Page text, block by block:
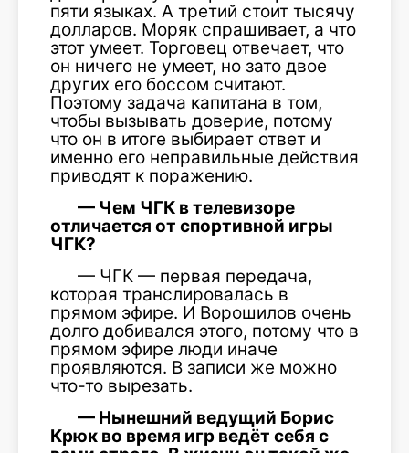
пяти языках. А третий стоит тысячу
долларов. Моряк спрашивает, а что
этот умеет. Торговец отвечает, что
он ничего не умеет, но зато двое
других его боссом считают.
Поэтому задача капитана в том,
чтобы вызывать доверие, потому
что он в итоге выбирает ответ и
именно его неправильные действия
приводят к поражению.
— Чем ЧГК в телевизоре
отличается от спортивной игры
ЧГК?
— ЧГК — первая передача,
которая транслировалась в
прямом эфире. И Ворошилов очень
долго добивался этого, потому что в
прямом эфире люди иначе
проявляются. В записи же можно
что-то вырезать.
— Нынешний ведущий Борис
Крюк во время игр ведёт себя с